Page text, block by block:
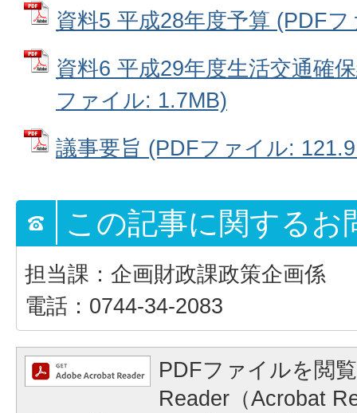
資料5 平成28年度予算 (PDF
資料6 平成29年度生活交通確
ファイル: 1.7MB)
議事要旨 (PDFファイル:
この記事に関するお
担当課：企画財政課政策企画係
電話：0744-34-2083
PDFファイルを閲
Reader（Acrobat